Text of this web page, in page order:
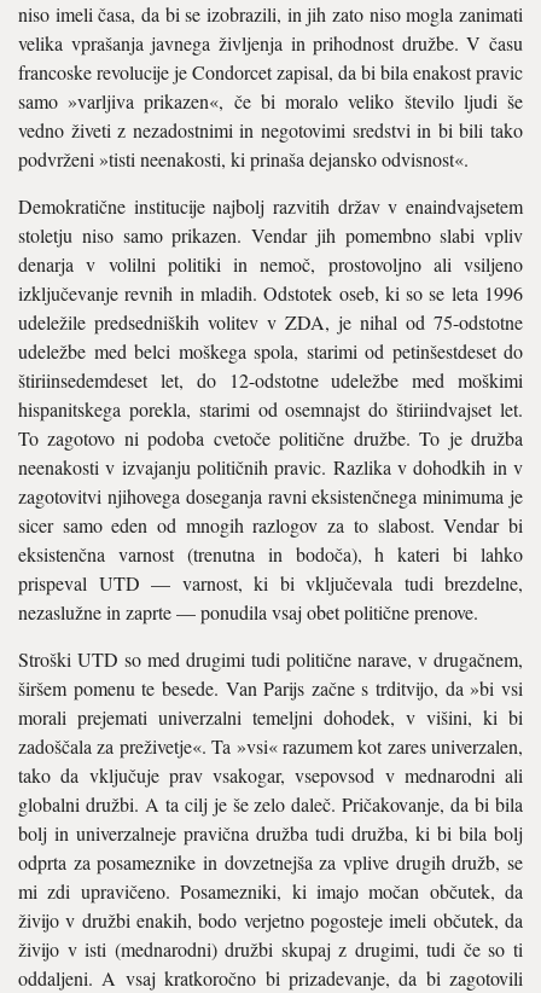
niso imeli časa, da bi se izobrazili, in jih zato niso mogla zanimati
velika vprašanja javnega življenja in prihodnost družbe. V času
francoske revolucije je Condorcet zapisal, da bi bila enakost pravic
samo »varljiva prikazen«, če bi moralo veliko število ljudi še
vedno živeti z nezadostnimi in negotovimi sredstvi in bi bili tako
podvrženi »tisti neenakosti, ki prinaša dejansko odvisnost«.
Demokratične institucije najbolj razvitih držav v enaindvajsetem
stoletju niso samo prikazen. Vendar jih pomembno slabi vpliv
denarja v volilni politiki in nemoč, prostovoljno ali vsiljeno
izključevanje revnih in mladih. Odstotek oseb, ki so se leta 1996
udeležile predsedniških volitev v ZDA, je nihal od 75-odstotne
udeležbe med belci moškega spola, starimi od petinšestdeset do
štiriinsedemdeset let, do 12-odstotne udeležbe med moškimi
hispanitskega porekla, starimi od osemnajst do štiriindvajset let.
To zagotovo ni podoba cvetoče politične družbe. To je družba
neenakosti v izvajanju političnih pravic. Razlika v dohodkih in v
zagotovitvi njihovega doseganja ravni eksistenčnega minimuma je
sicer samo eden od mnogih razlogov za to slabost. Vendar bi
eksistenčna varnost (trenutna in bodoča), h kateri bi lahko
prispeval UTD — varnost, ki bi vključevala tudi brezdelne,
nezaslužne in zaprte — ponudila vsaj obet politične prenove.
Stroški UTD so med drugimi tudi politične narave, v drugačnem,
širšem pomenu te besede. Van Parijs začne s trditvijo, da »bi vsi
morali prejemati univerzalni temeljni dohodek, v višini, ki bi
zadoščala za preživetje«. Ta »vsi« razumem kot zares univerzalen,
tako da vključuje prav vsakogar, vsepovsod v mednarodni ali
globalni družbi. A ta cilj je še zelo daleč. Pričakovanje, da bi bila
bolj in univerzalneje pravična družba tudi družba, ki bi bila bolj
odprta za posameznike in dovzetnejša za vplive drugih družb, se
mi zdi upravičeno. Posamezniki, ki imajo močan občutek, da
živijo v družbi enakih, bodo verjetno pogosteje imeli občutek, da
živijo v isti (mednarodni) družbi skupaj z drugimi, tudi če so ti
oddaljeni. A vsaj kratkoročno bi prizadevanje, da bi zagotovili